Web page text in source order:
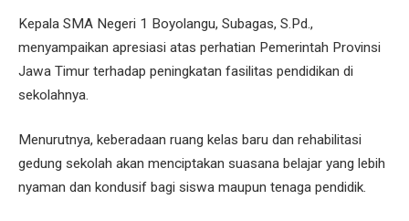
Kepala SMA Negeri 1 Boyolangu, Subagas, S.Pd.,
menyampaikan apresiasi atas perhatian Pemerintah Provinsi
Jawa Timur terhadap peningkatan fasilitas pendidikan di
sekolahnya.
Menurutnya, keberadaan ruang kelas baru dan rehabilitasi
gedung sekolah akan menciptakan suasana belajar yang lebih
nyaman dan kondusif bagi siswa maupun tenaga pendidik.